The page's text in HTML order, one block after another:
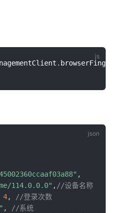
.
,
114.0.0.0" , //设备名称
4,
//登录次数
,
//系统